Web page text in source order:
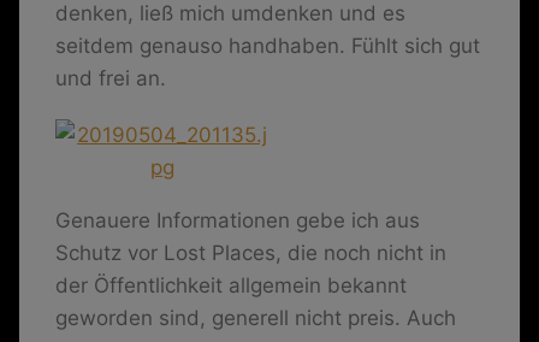
denken, ließ mich umdenken und es
seitdem genauso handhaben. Fühlt sich gut
und frei an.
Genauere Informationen gebe ich aus
Schutz vor Lost Places, die noch nicht in
der Öffentlichkeit allgemein bekannt
geworden sind, generell nicht preis. Auch